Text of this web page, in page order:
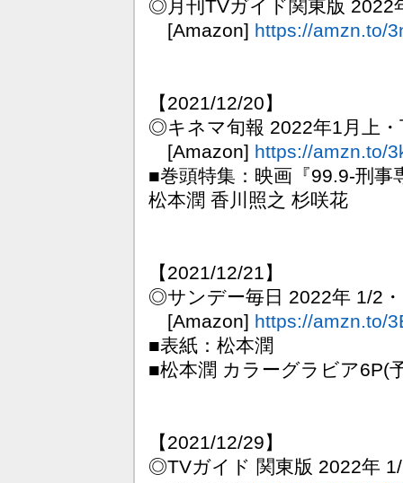
◎月刊TVガイド関東版 2022
[Amazon] https://amzn.to/
【2021/12/20】
◎キネマ旬報 2022年1月上
[Amazon] https://amzn.to/
■巻頭特集：映画『99.9-刑事
松本潤 香川照之 杉咲花
【2021/12/21】
◎サンデー毎日 2022年 1/2
[Amazon] https://amzn.to/
■表紙：松本潤
■松本潤 カラーグラビア6P(
【2021/12/29】
◎TVガイド 関東版 2022年